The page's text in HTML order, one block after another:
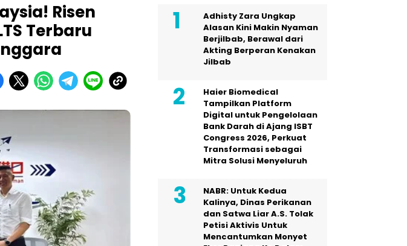
Risen
Terbaru
Adhisty Zara Ungkap
Alasan Kini Makin Nyaman
Berjilbab, Berawal dari
Akting Berperan Kenakan
Jilbab
Haier Biomedical
Tampilkan Platform
Digital untuk Pengelolaan
Bank Darah di Ajang ISBT
Congress 2026, Perkuat
Transformasi sebagai
Mitra Solusi Menyeluruh
NABR: Untuk Kedua
Kalinya, Dinas Perikanan
dan Satwa Liar A.S. Tolak
Petisi Aktivis Untuk
Mencantumkan Monyet